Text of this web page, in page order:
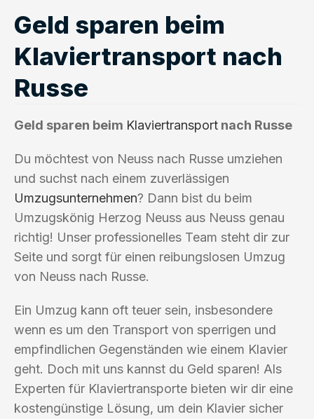
Geld sparen beim
Klaviertransport nach
Russe
Geld sparen beim Klaviertransport nach Russe
Du möchtest von Neuss nach Russe umziehen
und suchst nach einem zuverlässigen
Umzugsunternehmen? Dann bist du beim
Umzugskönig Herzog Neuss aus Neuss genau
richtig! Unser professionelles Team steht dir zur
Seite und sorgt für einen reibungslosen Umzug
von Neuss nach Russe.
Ein Umzug kann oft teuer sein, insbesondere
wenn es um den Transport von sperrigen und
empfindlichen Gegenständen wie einem Klavier
geht. Doch mit uns kannst du Geld sparen! Als
Experten für Klaviertransporte bieten wir dir eine
kostengünstige Lösung, um dein Klavier sicher